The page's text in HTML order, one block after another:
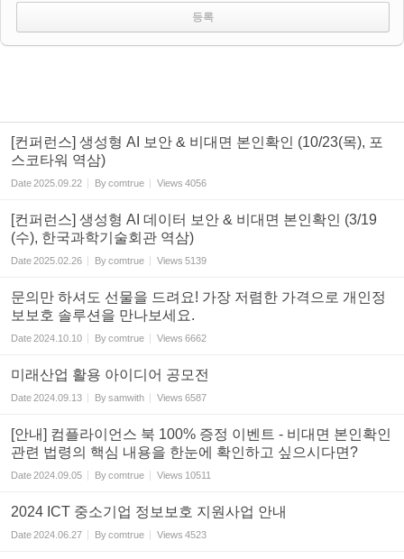
[컨퍼런스] 생성형 AI 보안 & 비대면 본인확인 (10/23(목), 포
스코타워 역삼)
Date2025.09.22 Bycomtrue Views 4056
[컨퍼런스] 생성형 AI 데이터 보안 & 비대면 본인확인 (3/19
(수), 한국과학기술회관 역삼)
Date2025.02.26 Bycomtrue Views 5139
문의만 하셔도 선물을 드려요! 가장 저렴한 가격으로 개인정
보보호 솔루션을 만나보세요.
Date2024.10.10 Bycomtrue Views 6662
미래산업 활용 아이디어 공모전
Date2024.09.13 Bysamwith Views 6587
[안내] 컴플라이언스 북 100% 증정 이벤트 - 비대면 본인확인
관련 법령의 핵심 내용을 한눈에 확인하고 싶으시다면?
Date2024.09.05 Bycomtrue Views 10511
2024 ICT 중소기업 정보보호 지원사업 안내
Date2024.06.27 Bycomtrue Views 4523